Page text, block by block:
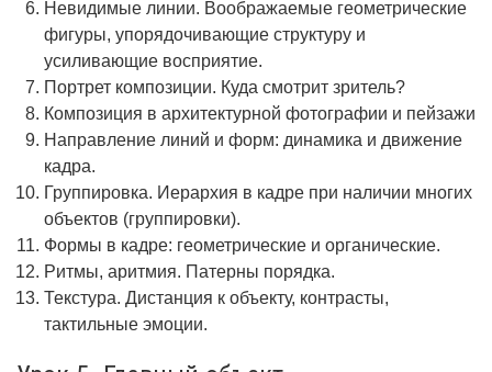
Невидимые линии. Воображаемые геометрические
фигуры, упорядочивающие структуру и
усиливающие восприятие.
Портрет композиции. Куда смотрит зритель?
Композиция в архитектурной фотографии и пейзажи
Направление линий и форм: динамика и движение
кадра.
Группировка. Иерархия в кадре при наличии многих
объектов (группировки).
Формы в кадре: геометрические и органические.
Ритмы, аритмия. Патерны порядка.
Текстура. Дистанция к объекту, контрасты,
тактильные эмоции.